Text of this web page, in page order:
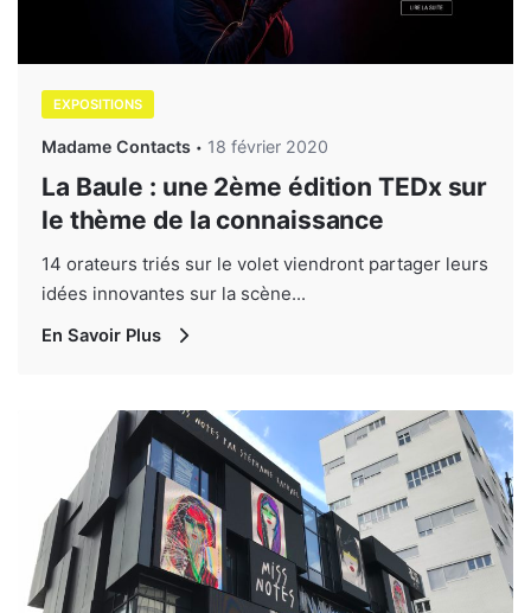
EXPOSITIONS
Madame Contacts 18 février 2020
La Baule : une 2ème édition TEDx sur
le thème de la connaissance
14 orateurs triés sur le volet viendront partager leurs
idées innovantes sur la scène...
En Savoir Plus